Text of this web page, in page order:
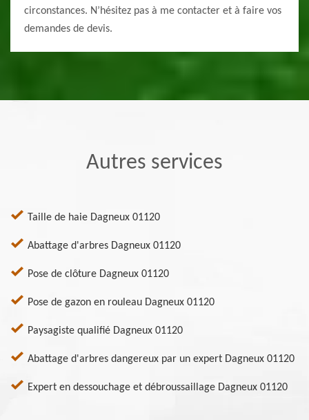
circonstances. N’hésitez pas à me contacter et à faire vos
demandes de devis.
Autres services
Taille de haie Dagneux 01120
Abattage d'arbres Dagneux 01120
Pose de clôture Dagneux 01120
Pose de gazon en rouleau Dagneux 01120
Paysagiste qualifié Dagneux 01120
Abattage d'arbres dangereux par un expert Dagneux 01120
Expert en dessouchage et débroussaillage Dagneux 01120